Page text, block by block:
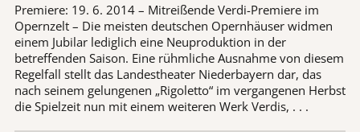
Premiere: 19. 6. 2014 – Mitreißende Verdi-Premiere im
Opernzelt – Die meisten deutschen Opernhäuser widmen
einem Jubilar lediglich eine Neuproduktion in der
betreffenden Saison. Eine rühmliche Ausnahme von diesem
Regelfall stellt das Landestheater Niederbayern dar, das
nach seinem gelungenen „Rigoletto“ im vergangenen Herbst
die Spielzeit nun mit einem weiteren Werk Verdis, . . .